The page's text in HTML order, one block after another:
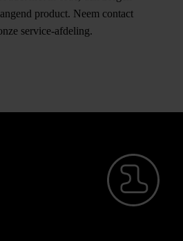
product. Neem contact
service-afdeling.